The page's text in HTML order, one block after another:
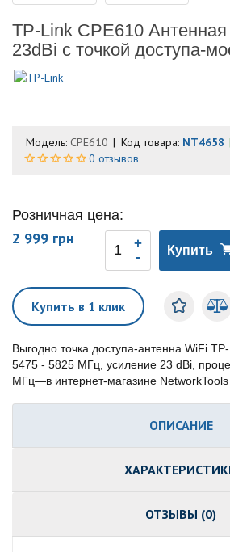
TP-Link CPE610
23dBi с точкой доступа-
Модель: CPE610 Код товара: NT4658
0 отзывов
Розничная цена:
2 999 грн
Купить
Купить в 1 клик
Выгодно точка доступа-антенна WiFi
5475 - 5825 МГц, усиление 23 dBi,
МГц—в интернет-магазине
ОПИСАНИЕ
ОТЗЫВЫ (0)